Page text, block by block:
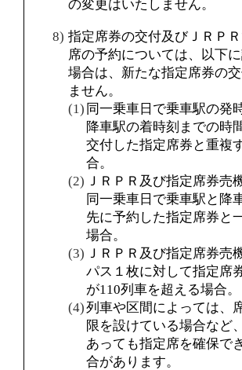
の変更はいたしません。
指定席券の交付及びＪＲＰ
席の予約については、以下
場合は、新たな指定席券の
ません。
同一乗車日で乗車駅の発
降車駅の着時刻までの時
交付した指定席券と重複
合。
ＪＲＰＲ及び指定席券売
同一乗車日で乗車駅と降
先に予約した指定席券と
場合。
ＪＲＰＲ及び指定席券売
パス１枚に対して指定席
が110列車を超える場合。
列車や区間によっては、
限を設けている場合など
あっても指定席を確保で
合があります。